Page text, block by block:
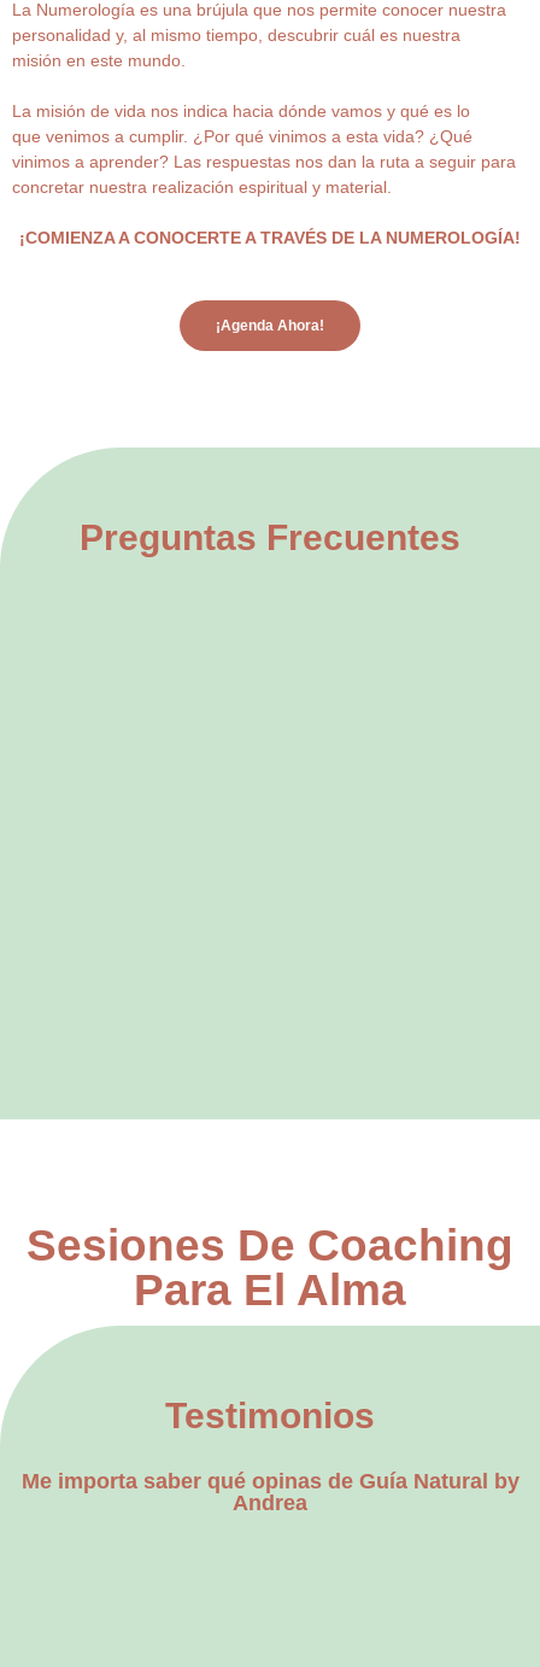
La Numerología es una brújula que nos permite conocer nuestra
personalidad y, al mismo tiempo, descubrir cuál es nuestra
misión en este mundo.
La misión de vida nos indica hacia dónde vamos y qué es lo
que venimos a cumplir. ¿Por qué vinimos a esta vida? ¿Qué
vinimos a aprender? Las respuestas nos dan la ruta a seguir para
concretar nuestra realización espiritual y material.
¡COMIENZA A CONOCERTE A TRAVÉS DE LA NUMEROLOGÍA!
¡Agenda Ahora!
Preguntas Frecuentes
Sesiones De Coaching
Para El Alma
Testimonios
Me importa saber qué opinas de Guía Natural by
Andrea